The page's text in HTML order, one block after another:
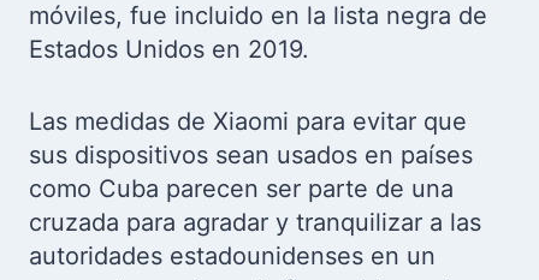
móviles, fue incluido en la lista negra de
Estados Unidos en 2019.
Las medidas de Xiaomi para evitar que
sus dispositivos sean usados en países
como Cuba parecen ser parte de una
cruzada para agradar y tranquilizar a las
autoridades estadounidenses en un